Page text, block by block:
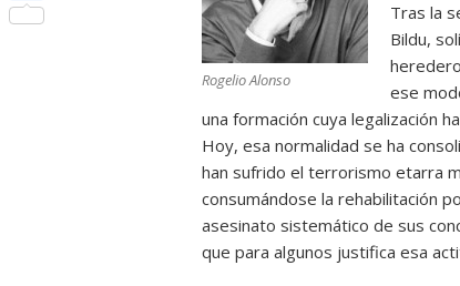
Rogelio Alonso
Tras la
Bildu,
ese
una formación cuya legalización
Hoy, esa normalidad se ha
han sufrido el terrorismo etarra
consumándose la rehabilitación
asesinato sistemático de sus
que para algunos justifica esa
Compartir